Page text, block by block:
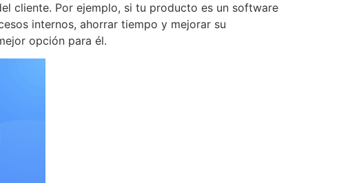
cliente. Por ejemplo, si tu producto es un software
internos, ahorrar tiempo y mejorar su
opción para él.